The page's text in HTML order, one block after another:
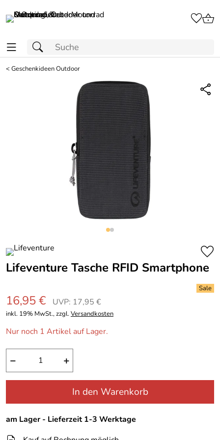
<Geschenkideen Outdoor
Lifeventure Tasche RFID Smartphone
16,95 € UVP: 17,95 €
inkl. 19% MwSt., zzgl.Versandkosten
Nur noch 1 Artikel auf Lager.
− +
In den Warenkorb
am Lager - Lieferzeit 1-3 Werktage